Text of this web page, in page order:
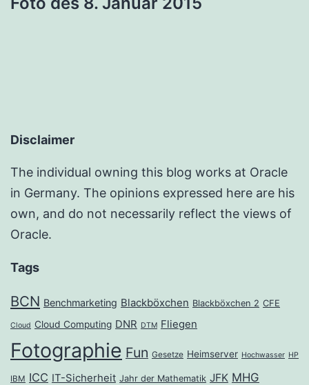
Disclaimer
The individual owning this blog works at Oracle
in Germany. The opinions expressed here are his
own, and do not necessarily reflect the views of
Oracle.
Tags
BCN Benchmarketing Blackböxchen Blackböxchen 2 CFE
Cloud Cloud Computing DNR DTM Fliegen
Fotographie Fun Gesetze Heimserver Hochwasser HP
IBM ICC IT-Sicherheit Jahr der Mathematik JFK MHG